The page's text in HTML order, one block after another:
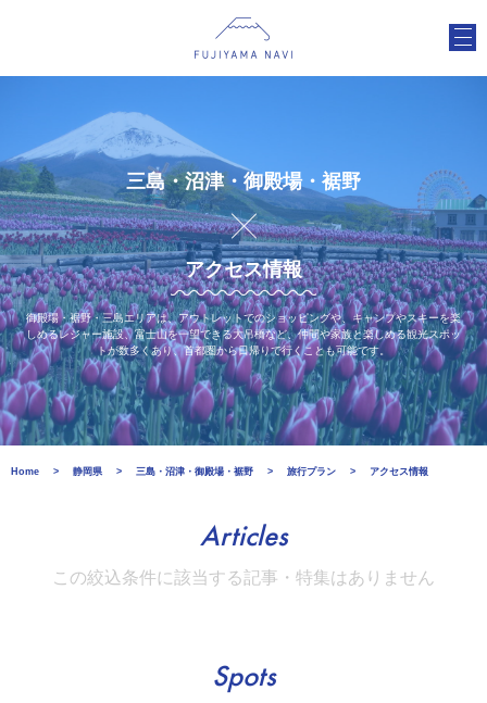
三島・沼津・御殿場・裾野
アクセス情報
御殿場・裾野・三島エリアは、アウトレットでのショッピングや、キャンプやスキーを楽
しめるレジャー施設、富士山を一望できる大吊橋など、仲間や家族と楽しめる観光スポッ
トが数多くあり、首都圏から日帰りで行くことも可能です。
Home 静岡県 三島・沼津・御殿場・裾野 旅行プラン アクセス情報
Articles
この絞込条件に該当する記事・特集はありません
Spots